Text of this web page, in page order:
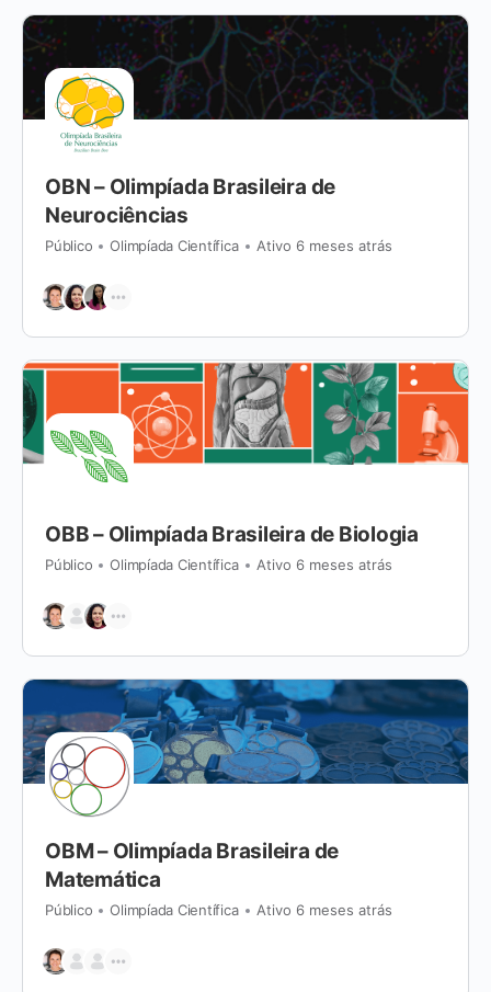
OBN – Olimpíada Brasileira de
Neurociências
Público Olimpíada Científica Ativo 6 meses atrás
OBB – Olimpíada Brasileira de Biologia
Público Olimpíada Científica Ativo 6 meses atrás
OBM – Olimpíada Brasileira de
Matemática
Público Olimpíada Científica Ativo 6 meses atrás